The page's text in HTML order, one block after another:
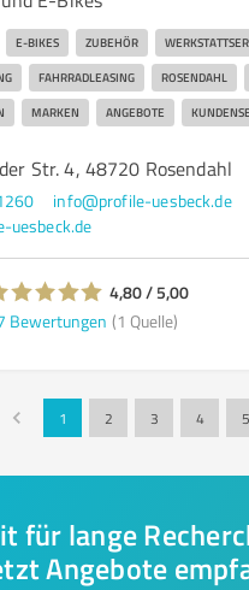
E-BIKES ZUBEHÖR
FAHRRADLEASING ROSENDAHL
MARKEN ANGEBOTE
Str. 4, 48720 Rosendahl
info@profile-uesbeck.de
uesbeck.de
4,80 / 5,00
Bewertungen (1 Quelle)
1 2 3 4 5
für lange
Angebote